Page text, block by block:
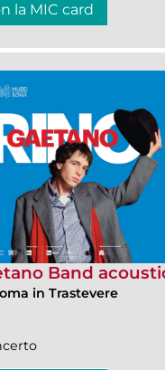
la MIC card
Band
in Trastevere